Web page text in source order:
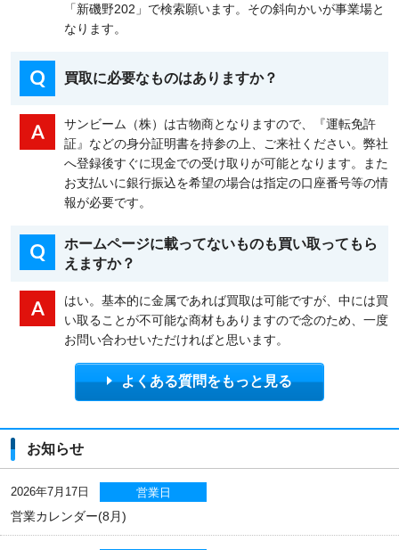
「新磯野202」で検索願います。その斜向かいが事業場と
なります。
買取に必要なものはありますか？
サンビーム（株）は古物商となりますので、『運転免許
証』などの身分証明書を持参の上、ご来社ください。弊社
へ登録後すぐに現金での受け取りが可能となります。また
お支払いに銀行振込を希望の場合は指定の口座番号等の情
報が必要です。
ホームページに載ってないものも買い取ってもら
えますか？
はい。基本的に金属であれば買取は可能ですが、中には買
い取ることが不可能な商材もありますので念のため、一度
お問い合わせいただければと思います。
よくある質問をもっと見る
お知らせ
2026年7月17日 営業日
営業カレンダー(8月)